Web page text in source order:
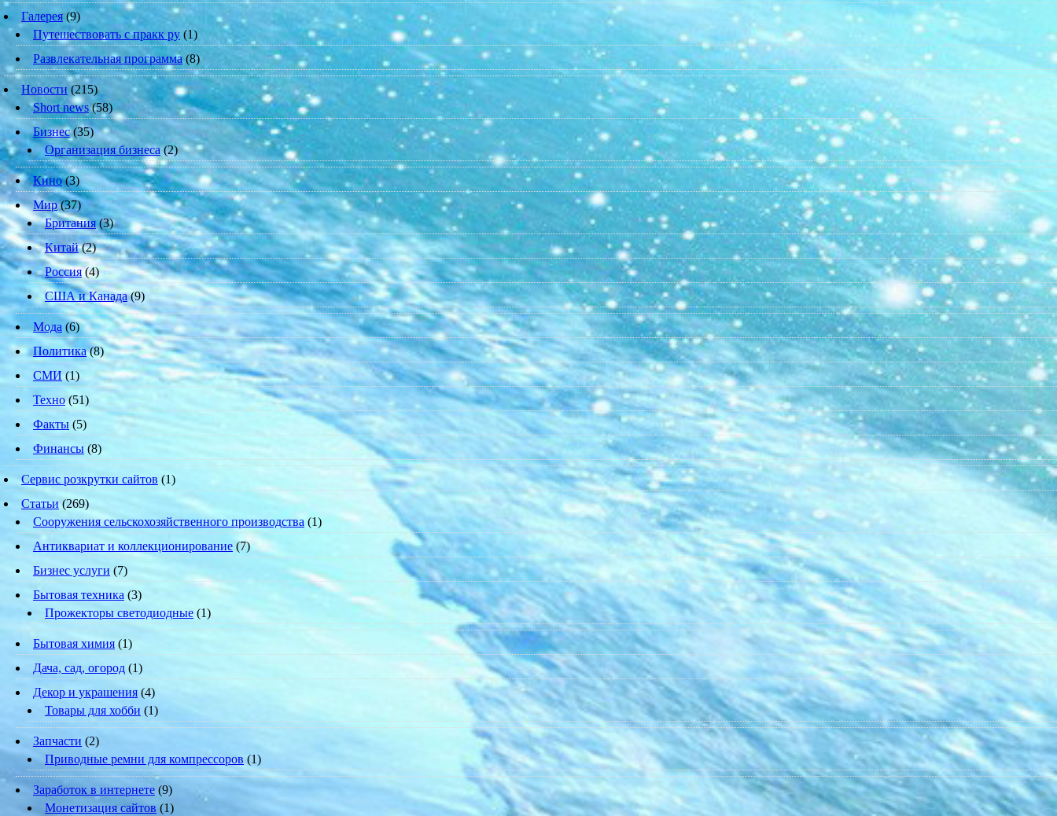
Галерея(9)
Путешествовать с пракк ру (1)
Развлекательная программа (8)
Новости (215)
Short news(58)
Бизнес(35)
Организация бизнеса(2)
Кино(3)
Мир(37)
Британия(3)
Китай(2)
Россия(4)
США и Канада(9)
Мода (6)
Политика(8)
СМИ(1)
Техно(51)
Факты (5)
Финансы (8)
Сервис розкрутки сайтов (1)
Статьи (269)
Cооружения сельскохозяйственного производства (1)
Антиквариат и коллекционирование (7)
Бизнес услуги (7)
Бытовая техника (3)
Прожекторы светодиодные (1)
Бытовая химия (1)
Дача, сад, огород (1)
Декор и украшения (4)
Товары для хобби (1)
Запчасти (2)
Приводные ремни для компрессоров (1)
Заработок в интернете (9)
Монетизация сайтов (1)